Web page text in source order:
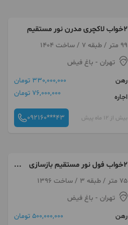
۲خواب لاکچری مدرن نور مستقیم
99 متر / طبقه 7 / ساخت 1404
تهران - باغ فیض
رهن
330,000,000 تومان
اجاره
76,000,000 تومان
بیش از 12 ماه پیش 092160***43
۲خواب فول نور مستقیم بازسازی
شده
75 متر / طبقه 3 / ساخت 1396
تهران - باغ فیض
رهن
500,000,000 تومان